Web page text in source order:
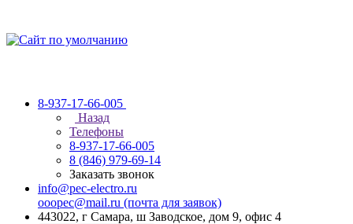
8-937-17-66-005
Назад
Телефоны
8-937-17-66-005
8 (846) 979-69-14
Заказать звонок
info@pec-electro.ru
ooopec@mail.ru (почта для заявок)
443022, г Самара, ш Заводское, дом 9, офис 4